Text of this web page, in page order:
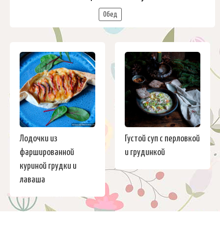
Обед
Лодочки из
фаршированной
куриной грудки и
лаваша
Густой суп с перловкой
и грудинкой